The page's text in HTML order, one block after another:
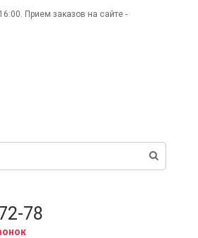
Прием заказов на сайте -
78